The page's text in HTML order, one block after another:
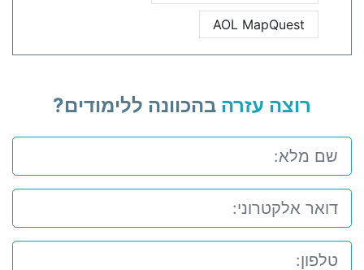
AOL MapQuest
רוצה עזרה בהכוונה ללימודים?